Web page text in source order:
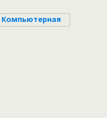
Компьютерная